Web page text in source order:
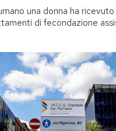
una donna ha ricevuto
di fecondazione